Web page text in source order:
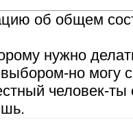
об общем
нужно
но могу
человек-